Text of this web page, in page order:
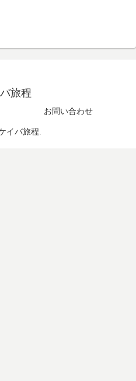
旅程
お問い合わせ
イバ旅程.